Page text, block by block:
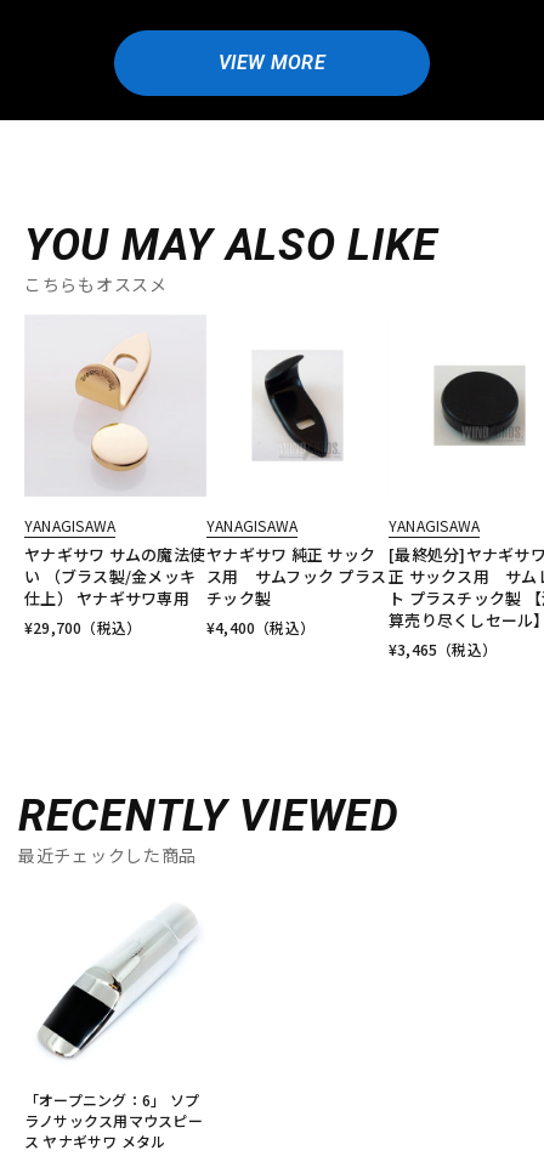
VIEW MORE
YOU MAY ALSO LIKE
こちらもオススメ
YANAGISAWA
ヤナギサワ サムの魔法使
い （ブラス製/金メッキ
仕上） ヤナギサワ専用
¥29,700 （税込）
YANAGISAWA
ヤナギサワ 純正 サック
ス用 サムフック プラス
チック製
¥4,400 （税込）
YANAGISAWA
[最終処分]ヤナギサ
正 サックス用 サム
ト プラスチック製
算売り尽くしセール
¥3,465 （税込）
RECENTLY VIEWED
最近チェックした商品
「オープニング：6」 ソプ
ラノサックス用マウスピー
ス ヤナギサワ メタル